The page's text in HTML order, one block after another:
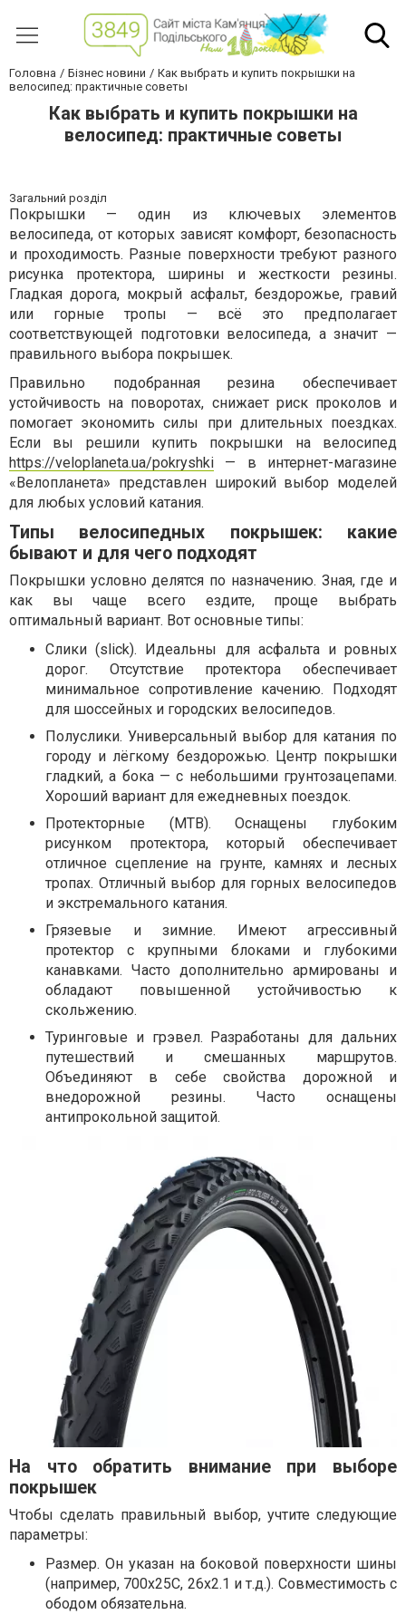
Головна Бізнес новини
Как выбрать и купить покрышки на
велосипед: практичные советы
Как выбрать и купить покрышки на
велосипед: практичные советы
Загальний розділ
Покрышки — один из ключевых элементов
велосипеда, от которых зависят комфорт, безопасность
и проходимость. Разные поверхности требуют разного
рисунка протектора, ширины и жесткости резины.
Гладкая дорога, мокрый асфальт, бездорожье, гравий
или горные тропы — всё это предполагает
соответствующей подготовки велосипеда, а значит —
правильного выбора покрышек.
Правильно подобранная резина обеспечивает
устойчивость на поворотах, снижает риск проколов и
помогает экономить силы при длительных поездках.
Если вы решили купить покрышки на велосипед
https://veloplaneta.ua/pokryshki — в интернет-магазине
«Велопланета» представлен широкий выбор моделей
для любых условий катания.
Типы велосипедных покрышек: какие
бывают и для чего подходят
Покрышки условно делятся по назначению. Зная, где и
как вы чаще всего ездите, проще выбрать
оптимальный вариант. Вот основные типы:
Слики (slick). Идеальны для асфальта и ровных
дорог. Отсутствие протектора обеспечивает
минимальное сопротивление качению. Подходят
для шоссейных и городских велосипедов.
Полуслики. Универсальный выбор для катания по
городу и лёгкому бездорожью. Центр покрышки
гладкий, а бока — с небольшими грунтозацепами.
Хороший вариант для ежедневных поездок.
Протекторные (MTB). Оснащены глубоким
рисунком протектора, который обеспечивает
отличное сцепление на грунте, камнях и лесных
тропах. Отличный выбор для горных велосипедов
и экстремального катания.
Грязевые и зимние. Имеют агрессивный
протектор с крупными блоками и глубокими
канавками. Часто дополнительно армированы и
обладают повышенной устойчивостью к
скольжению.
Туринговые и грэвел. Разработаны для дальних
путешествий и смешанных маршрутов.
Объединяют в себе свойства дорожной и
внедорожной резины. Часто оснащены
антипрокольной защитой.
На что обратить внимание при выборе
покрышек
Чтобы сделать правильный выбор, учтите следующие
параметры:
Размер. Он указан на боковой поверхности шины
(например, 700x25C, 26x2.1 и т.д.). Совместимость с
ободом обязательна.